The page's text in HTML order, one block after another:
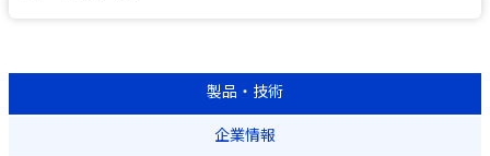
製品・技術
企業情報